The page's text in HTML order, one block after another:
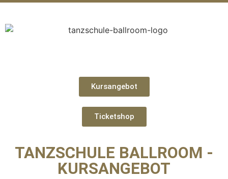
Kursangebot
Ticketshop
TANZSCHULE BALLROOM -
KURSANGEBOT